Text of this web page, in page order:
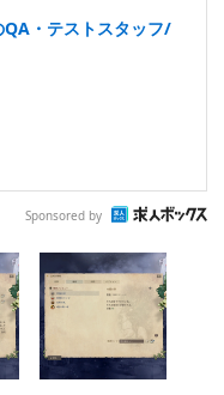
QA・テストスタッフ/
Sponsored by